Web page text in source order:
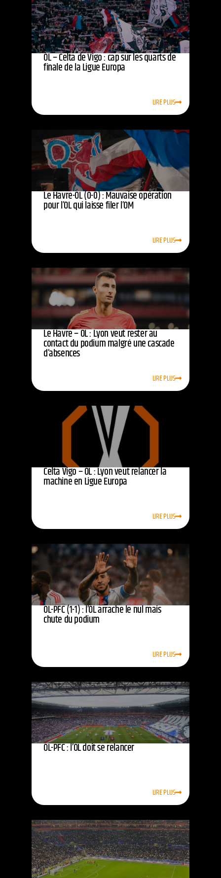
OL – Celta de Vigo : cap sur les quarts de
finale de la Ligue Europa
LIRE PLUS
Le Havre-OL (0-0) : Mauvaise opération
pour l’OL qui laisse filer l’OM
LIRE PLUS
Le Havre – OL : Lyon veut rester au
contact du podium malgré une cascade
d’absences
LIRE PLUS
Celta Vigo – OL : Lyon veut relancer la
machine en Ligue Europa
LIRE PLUS
OL-PFC (1-1) : l’OL arrache le nul mais
chute du podium
LIRE PLUS
OL-PFC : l’OL doit se relancer
LIRE PLUS